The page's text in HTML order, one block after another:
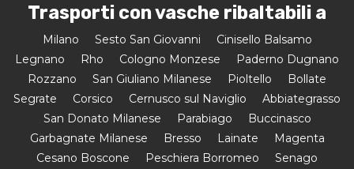
Trasporti con vasche ribaltabili a
Milano Sesto San Giovanni
Cinisello Balsamo
Legnano
Rho Cologno Monzese
Paderno Dugnano
Rozzano
San Giuliano Milanese Pioltello
Bollate
Segrate
Corsico Cernusco sul Naviglio
Abbiategrasso
San Donato Milanese
Parabiago
Buccinasco
Garbagnate Milanese
Bresso Lainate
Magenta
Cesano Boscone
Peschiera Borromeo
Senago